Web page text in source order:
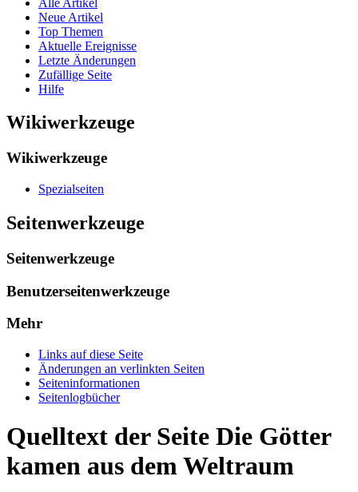
Neue Artikel
Top Themen
Aktuelle Ereignisse
Letzte Änderungen
Zufällige Seite
Hilfe
Wikiwerkzeuge
Wikiwerkzeuge
Spezialseiten
Seitenwerkzeuge
Seitenwerkzeuge
Benutzerseitenwerkzeuge
Mehr
Links auf diese Seite
Änderungen an verlinkten Seiten
Seiten­informationen
Seitenlogbücher
Quelltext der Seite Die Götter
kamen aus dem Weltraum